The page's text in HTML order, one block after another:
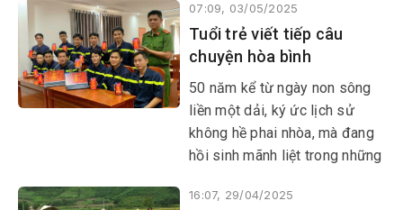
đội thuyền và bến năm xưa,
Ban liên lạc Bến tàu Không số
Vũng Rô và Hội Văn học Nghệ
thuật Phú Yên trang trọng tổ
chức buổi gặp mặt giới thiệu
tập hồi ký “Người lính ra đi từ
Làng Cát” của trung úy, thương
07:09, 03/05/2025
Tuổi trẻ viết tiếp câu
chuyện hòa bình
50 năm kể từ ngày non sông
liền một dải, ký ức lịch sử
không hề phai nhòa, mà đang
hồi sinh mãnh liệt trong những
tri ân sâu sắc, niềm tự hào dân
16:07, 29/04/2025